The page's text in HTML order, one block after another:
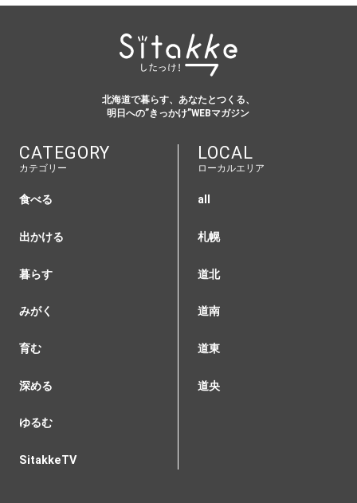
北海道で暮らす、あなたとつくる、
明日への”きっかけ”WEBマガジン
CATEGORY
カテゴリー
食べる
出かける
暮らす
みがく
育む
深める
ゆるむ
SitakkeTV
LOCAL
ローカルエリア
all
札幌
道北
道南
道東
道央